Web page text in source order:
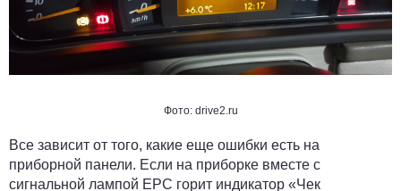
Фото: drive2.ru
Все зависит от того, какие еще ошибки есть на
приборной панели. Если на приборке вместе с
сигнальной лампой EPC горит индикатор «Чек